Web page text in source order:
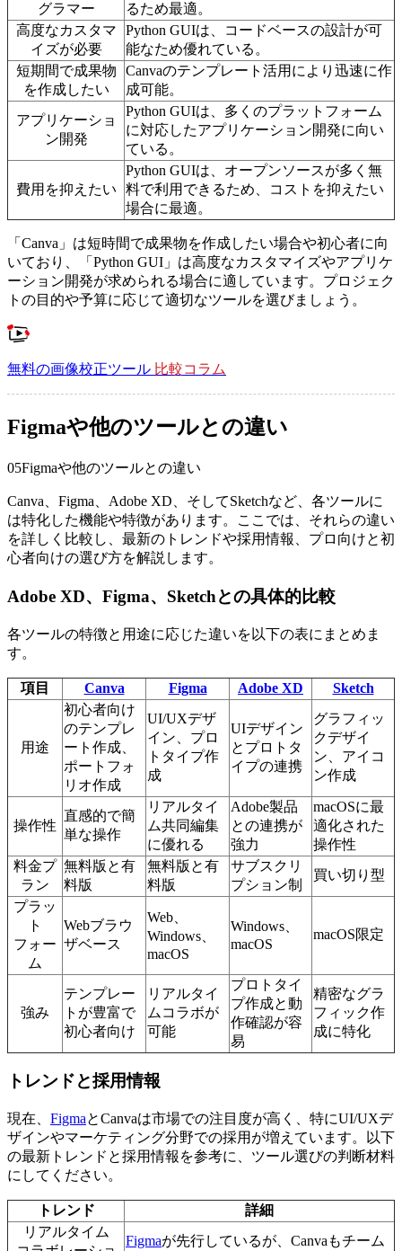
グラマー
るため最適。
高度なカスタマ
イズが必要
Python GUIは、コードベースの設計が可
能なため優れている。
短期間で成果物
を作成したい
Canvaのテンプレート活用により迅速に作
成可能。
アプリケーショ
ン開発
Python GUIは、多くのプラットフォーム
に対応したアプリケーション開発に向い
ている。
費用を抑えたい
Python GUIは、オープンソースが多く無
料で利用できるため、コストを抑えたい
場合に最適。
「Canva」は短時間で成果物を作成したい場合や初心者に向
いており、「Python GUI」は高度なカスタマイズやアプリケ
ーション開発が求められる場合に適しています。プロジェク
トの目的や予算に応じて適切なツールを選びましょう。
無料の画像校正ツール 比較コラム
Figmaや他のツールとの違い
05Figmaや他のツールとの違い
Canva、Figma、Adobe XD、そしてSketchなど、各ツールに
は特化した機能や特徴があります。ここでは、それらの違い
を詳しく比較し、最新のトレンドや採用情報、プロ向けと初
心者向けの選び方を解説します。
Adobe XD、Figma、Sketchとの具体的比較
各ツールの特徴と用途に応じた違いを以下の表にまとめま
す。
項目 Canva Figma Adobe XD Sketch
用途
初心者向け
のテンプレ
ート作成、
ポートフォ
リオ作成
UI/UXデザ
イン、プロ
トタイプ作
成
UIデザイン
とプロトタ
イプの連携
グラフィッ
クデザイ
ン、アイコ
ン作成
操作性
直感的で簡
単な操作
リアルタイ
ム共同編集
に優れる
Adobe製品
との連携が
強力
macOSに最
適化された
操作性
料金プ
ラン
無料版と有
料版
無料版と有
料版
サブスクリ
プション制
買い切り型
プラッ
ト
フォー
ム
Webブラウ
ザベース
Web、
Windows、
macOS
Windows、
macOS
macOS限定
強み
テンプレー
トが豊富で
初心者向け
リアルタイ
ムコラボが
可能
プロトタイ
プ作成と動
作確認が容
易
精密なグラ
フィック作
成に特化
トレンドと採用情報
現在、 FigmaとCanvaは市場での注目度が高く、特にUI/UXデ
ザインやマーケティング分野での採用が増えています。以下
の最新トレンドと採用情報を参考に、ツール選びの判断材料
にしてください。
トレンド
詳細
リアルタイム
Figmaが先行しているが、Canvaもチーム